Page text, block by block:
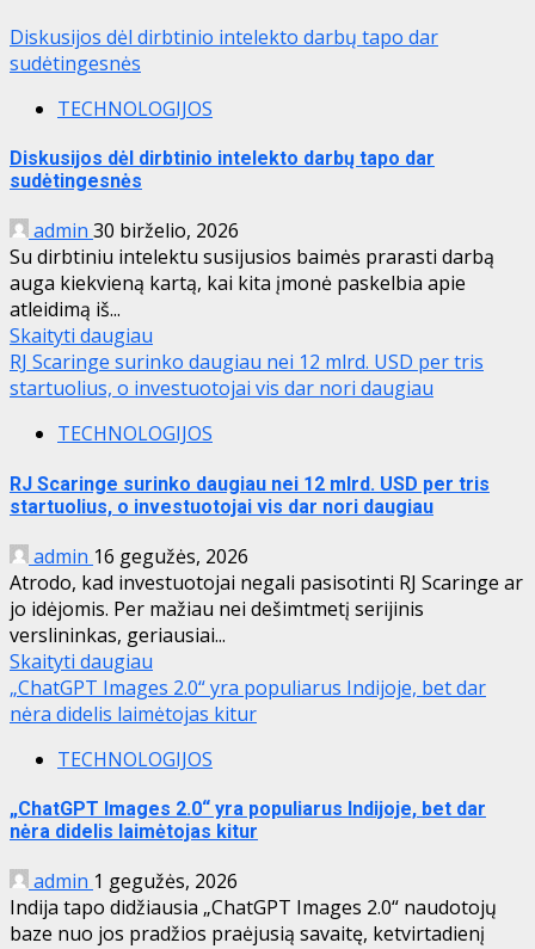
Diskusijos dėl dirbtinio intelekto darbų tapo dar
sudėtingesnės
TECHNOLOGIJOS
Diskusijos dėl dirbtinio intelekto darbų tapo dar
sudėtingesnės
admin 30 birželio, 2026
Su dirbtiniu intelektu susijusios baimės prarasti darbą
auga kiekvieną kartą, kai kita įmonė paskelbia apie
atleidimą iš...
Skaityti daugiau
RJ Scaringe surinko daugiau nei 12 mlrd. USD per tris
startuolius, o investuotojai vis dar nori daugiau
TECHNOLOGIJOS
RJ Scaringe surinko daugiau nei 12 mlrd. USD per tris
startuolius, o investuotojai vis dar nori daugiau
admin 16 gegužės, 2026
Atrodo, kad investuotojai negali pasisotinti RJ Scaringe ar
jo idėjomis. Per mažiau nei dešimtmetį serijinis
verslininkas, geriausiai...
Skaityti daugiau
„ChatGPT Images 2.0“ yra populiarus Indijoje, bet dar
nėra didelis laimėtojas kitur
TECHNOLOGIJOS
„ChatGPT Images 2.0“ yra populiarus Indijoje, bet dar
nėra didelis laimėtojas kitur
admin 1 gegužės, 2026
Indija tapo didžiausia „ChatGPT Images 2.0“ naudotojų
baze nuo jos pradžios praėjusią savaitę, ketvirtadienį